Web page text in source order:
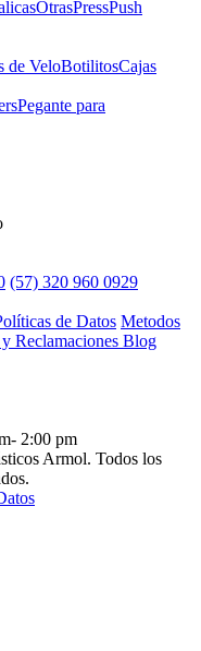
OtrasPressPush
de VeloBotilitosCajas
Pegante para
(57) 320 960 0929
de Datos Metodos
Reclamaciones Blog
2:00 pm
Armol. Todos los